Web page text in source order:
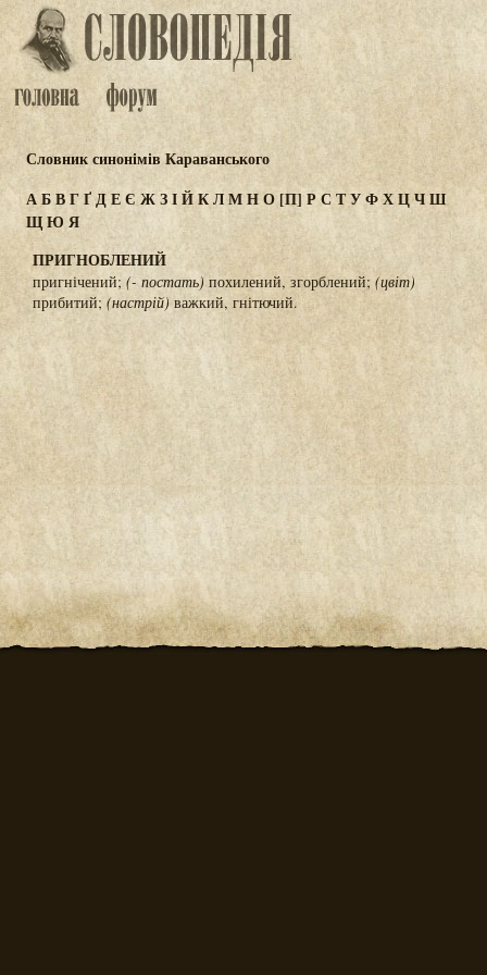
Словник синонімів Караванського
АБВГҐДЕЄ ЖЗІЙКЛМНО[П] Р С ТУФХЦЧШ
ЩЮ Я
ПРИГНОБЛЕНИЙ
пригнічений; (- постать) похилений, згорблений; (цвіт)
прибитий; (настрій) важкий, гнітючий.